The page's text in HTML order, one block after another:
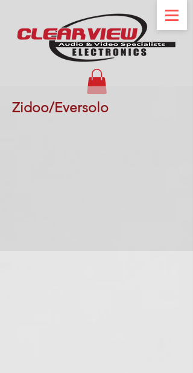
Zidoo/Eversolo